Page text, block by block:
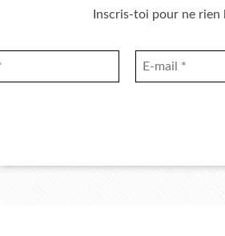
Inscris-toi pour ne rien